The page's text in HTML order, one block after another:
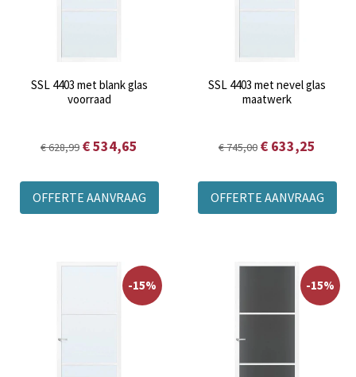
SSL 4403 met blank glas
voorraad
€ 628,99 € 534,65
OFFERTE AANVRAAG
SSL 4403 met nevel glas
maatwerk
€ 745,00 € 633,25
OFFERTE AANVRAAG
-15% -15%